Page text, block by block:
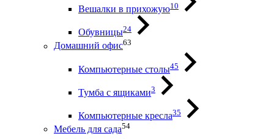
Вешалки в прихожую10
Обувницы24
Домашний офис63
Компьютерные столы45
Тумба с ящиками3
Компьютерные кресла35
Мебель для сада54